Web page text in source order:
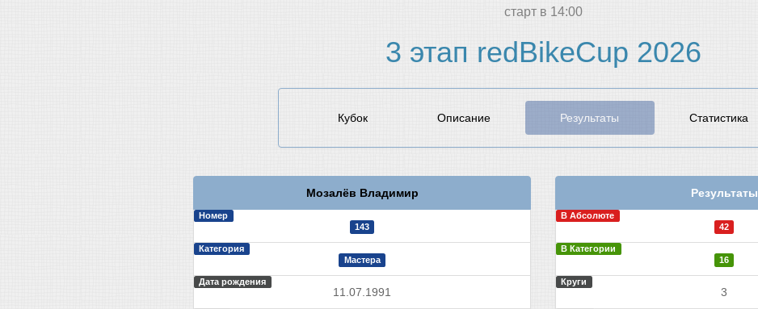
cтарт в 14:00
3 этап redBikeCup 2026
Кубок Описание Результаты Статистика
Мозалёв Владимир
Номер
143
Категория
Мастера
Дата рождения
11.07.1991
Результаты
В Абсолюте
42
В Категории
16
Круги
3